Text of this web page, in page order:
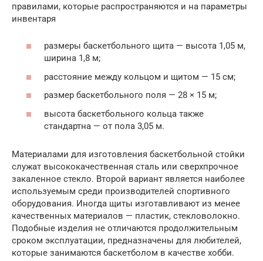
правилами, которые распространяются и на параметры
инвентаря
размеры баскетбольного щита — высота 1,05 м,
ширина 1,8 м;
расстояние между кольцом и щитом — 15 см;
размер баскетбольного поля — 28 × 15 м;
высота баскетбольного кольца также
стандартна — от пола 3,05 м.
Материалами для изготовления баскетбольной стойки
служат высококачественная сталь или сверхпрочное
закаленное стекло. Второй вариант является наиболее
используемым среди производителей спортивного
оборудования. Иногда щиты изготавливают из менее
качественных материалов — пластик, стекловолокно.
Подобные изделия не отличаются продолжительным
сроком эксплуатации, предназначены для любителей,
которые занимаются баскетболом в качестве хобби.